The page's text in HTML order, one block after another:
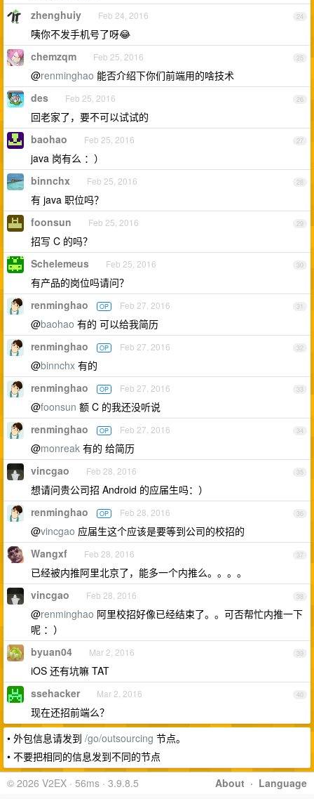
24
zhenghuiy Feb 24, 2016
咦你不发手机号了呀😂
25
chemzqm Feb 25, 2016
@renminghao 能否介绍下你们前端用的啥技术
26
des Feb 25, 2016
回老家了，要不可以试试的
27
baohao Feb 25, 2016
java 岗有么 ：）
28
binnchx Feb 25, 2016
有 java 职位吗？
29
foonsun Feb 25, 2016
招写 C 的吗？
30
Schelemeus Feb 25, 2016
有产品的岗位吗请问？
31
renminghao OP Feb 27, 2016
@baohao 有的 可以给我简历
32
renminghao OP Feb 27, 2016
@binnchx 有的
33
renminghao OP Feb 27, 2016
@foonsun 额 C 的我还没听说
34
renminghao OP Feb 27, 2016
@monreak 有的 给简历
35
vincgao Feb 28, 2016
想请问贵公司招 Android 的应届生吗：）
36
renminghao OP Feb 28, 2016
@vincgao 应届生这个应该是要等到公司的校招的
37
Wangxf Feb 28, 2016
已经被内推阿里北京了，能多一个内推么。。。。
38
vincgao Feb 28, 2016
@renminghao 阿里校招好像已经结束了。。可否帮忙内推一下
呢 ：）
39
byuan04 Mar 2, 2016
iOS 还有坑嘛 TAT
40
ssehacker Mar 2, 2016
现在还招前端么？
• 外包信息请发到 /go/outsourcing 节点。
• 不要把相同的信息发到不同的节点
About · Language
© 2026 V2EX · 56ms · 3.9.8.5